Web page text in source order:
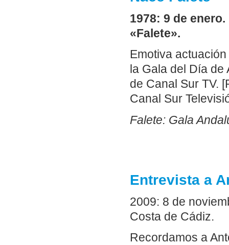
1978: 9 de
«Falete».
Emotiva actuación
la Gala del Día
de Canal Sur TV.
Canal Sur
Falete: Gala
Entrevista a
2009: 8 de
Costa de Cádiz.
Recordamos a